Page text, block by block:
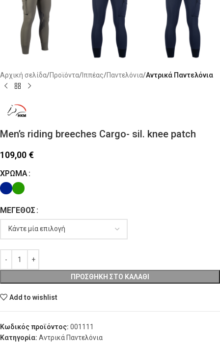
Αρχική σελίδα Προϊόντα Ιππέας Παντελόνια Αντρικά Παντελόνια
Men’s riding breeches Cargo- sil. knee patch
109,00 €
ΧΡΏΜΑ
ΜΈΓΕΘΟΣ
ΠΡΟΣΘΉΚΗ ΣΤΟ ΚΑΛΆΘΙ
Add to wishlist
Κωδικός προϊόντος: 001111
Κατηγορία: Αντρικά Παντελόνια